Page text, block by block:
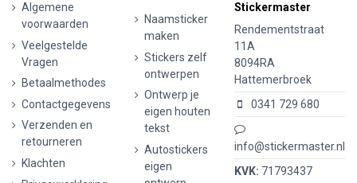
Algemene
voorwaarden
Veelgestelde
Vragen
Betaalmethodes
Contactgegevens
Verzenden en
retourneren
Klachten
Naamsticker
maken
Stickers zelf
ontwerpen
Ontwerp je
eigen houten
tekst
Autostickers
eigen
Stickermaster
Rendementstraat
11A
8094RA
Hattemerbroek
0341 729 680
info@stickermaster.nl
KVK: 71793437